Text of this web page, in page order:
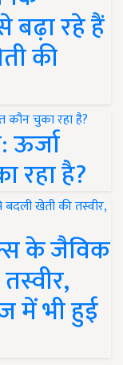
बढ़ा रहे हैं
की
ऊर्जा
रहा है?
के जैविक
में भी हुई